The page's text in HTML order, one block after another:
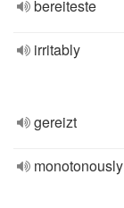
bereiteste
irritably
gereizt
monotonously